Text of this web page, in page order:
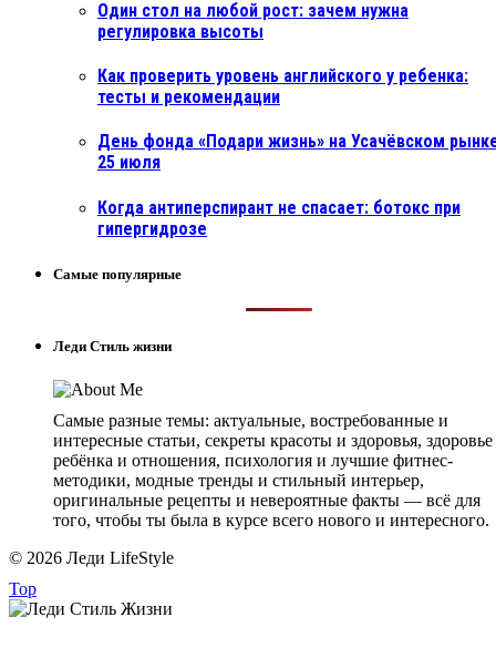
Один стол на любой рост: зачем нужна
регулировка высоты
Как проверить уровень английского у ребенка:
тесты и рекомендации
День фонда «Подари жизнь» на Усачёвском
25 июля
Когда антиперспирант не спасает: ботокс при
гипергидрозе
Самые популярные
Леди Стиль жизни
Самые разные темы: актуальные, востребованные и
интересные статьи, секреты красоты и здоровья, здоровье
ребёнка и отношения, психология и лучшие фитнес-
методики, модные тренды и стильный интерьер,
оригинальные рецепты и невероятные факты — всё для
того, чтобы ты была в курсе всего нового и интересного.
© 2026 Леди LifeStyle
Top